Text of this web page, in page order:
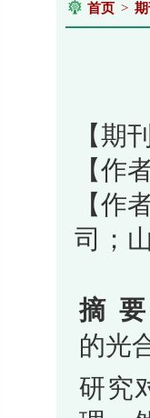
首页 >
【期
【作
【作
司；
摘 要
的光
研究